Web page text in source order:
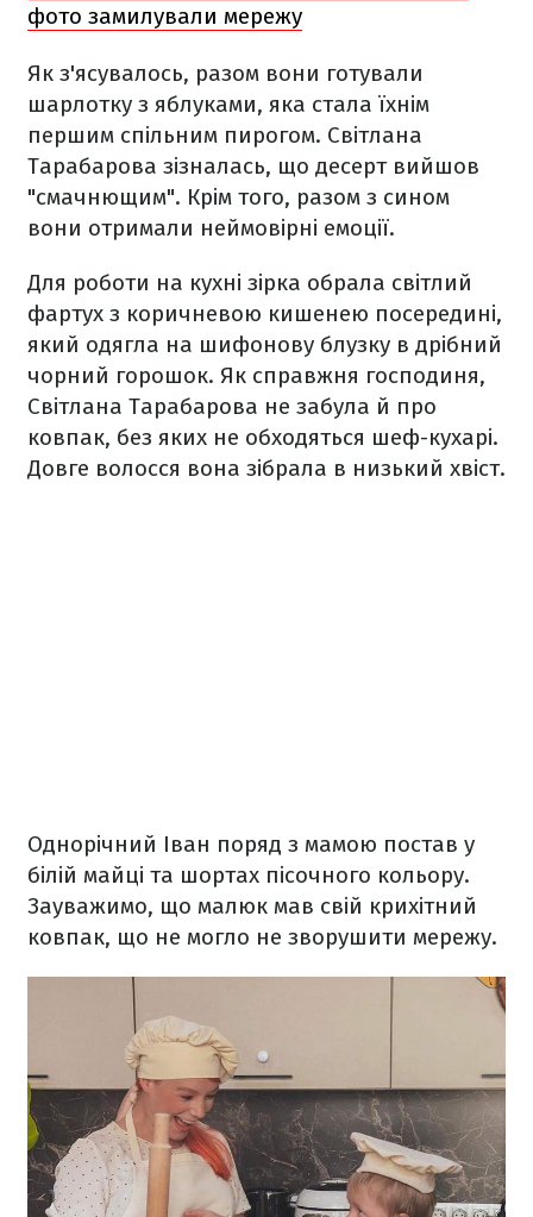
фото замилували мережу
Як з'ясувалось, разом вони готували
шарлотку з яблуками, яка стала їхнім
першим спільним пирогом. Світлана
Тарабарова зізналась, що десерт вийшов
"смачнющим". Крім того, разом з сином
вони отримали неймовірні емоції.
Для роботи на кухні зірка обрала світлий
фартух з коричневою кишенею посередині,
який одягла на шифонову блузку в дрібний
чорний горошок. Як справжня господиня,
Світлана Тарабарова не забула й про
ковпак, без яких не обходяться шеф-кухарі.
Довге волосся вона зібрала в низький хвіст.
Однорічний Іван поряд з мамою постав у
білій майці та шортах пісочного кольору.
Зауважимо, що малюк мав свій крихітний
ковпак, що не могло не зворушити мережу.